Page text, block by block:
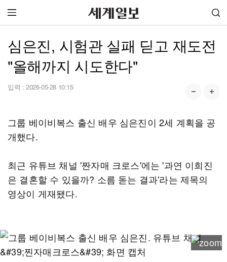
심은진, 시험관 실패 딛고 재도전
"올해까지 시도한다"
입력 : 2026-05-28 10:15
그룹 베이비복스 출신 배우 심은진이 2세 계획을 공
개했다.
최근 유튜브 채널 '짠자매 크로스'에는 '과연 이희진
은 결혼할 수 있을까? 소름 돋는 결과'라는 제목의
영상이 게재됐다.